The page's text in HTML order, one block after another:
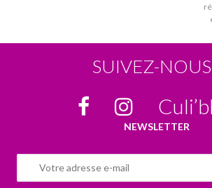
SUIVEZ-
NEWSLETTER